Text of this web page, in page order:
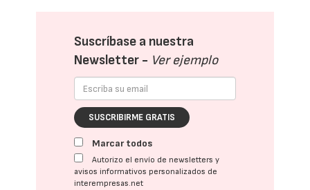
Suscríbase a nuestra
Newsletter - Ver ejemplo
SUSCRIBIRME GRATIS
Marcar todos
Autorizo el envío de newsletters y
avisos informativos personalizados de
interempresas.net